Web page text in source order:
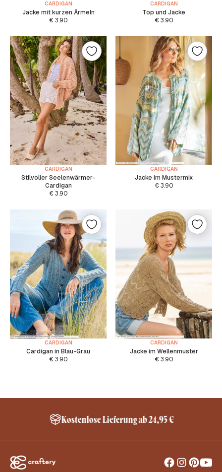
CARDIGAN
Jacke mit kurzen Ärmeln
€3.90
CARDIGAN
Top und Jacke
€3.90
CARDIGAN
Stilvoller Seelenwärmer-
Cardigan
€3.90
CARDIGAN
Jacke im Mustermix
€3.90
CARDIGAN
Cardigan in Blau-Grau
€3.90
CARDIGAN
Jacke im Wellenmuster
€3.90
Kostenlose Lieferung ab 24,95 €